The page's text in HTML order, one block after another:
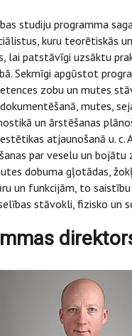
studiju programma
kuru teorētiskās
lai patstāvīgi uzsāktu
Sekmīgi apgūstot
zobu un mutes
mutes,
un ārstēšanas
atjaunošanā u. c.
par veselu un bojātu
dobuma gļotādas,
un funkcijām, to
stāvokli, fizisko un